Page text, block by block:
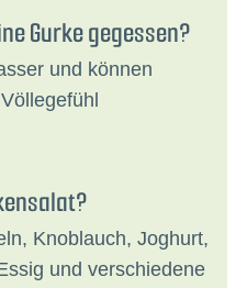
Gurke gegessen?
und können
Knoblauch, Joghurt,
und verschiedene